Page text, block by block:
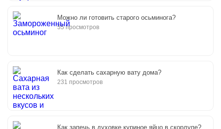
Можно ли готовить старого осьминога?
55 просмотров
Как сделать сахарную вату дома?
231 просмотров
Как запечь в духовке куриное яйцо в скорлупе?